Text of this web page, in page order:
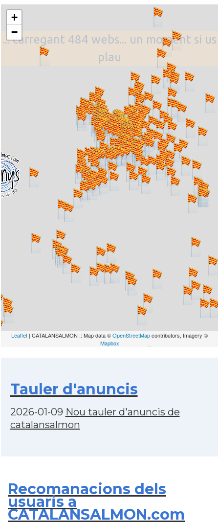
... carregant 484 webs... un moment si us
plau
+
−
Leaflet | CATALANSALMON :: Map data ©OpenStreetMapcontributors, Imagery ©
Mapbox
Tauler d'anuncis
2026-01-09 Nou tauler d'anuncis de
catalansalmon
Recomanacions dels
usuaris a
CATALANSALMON.com